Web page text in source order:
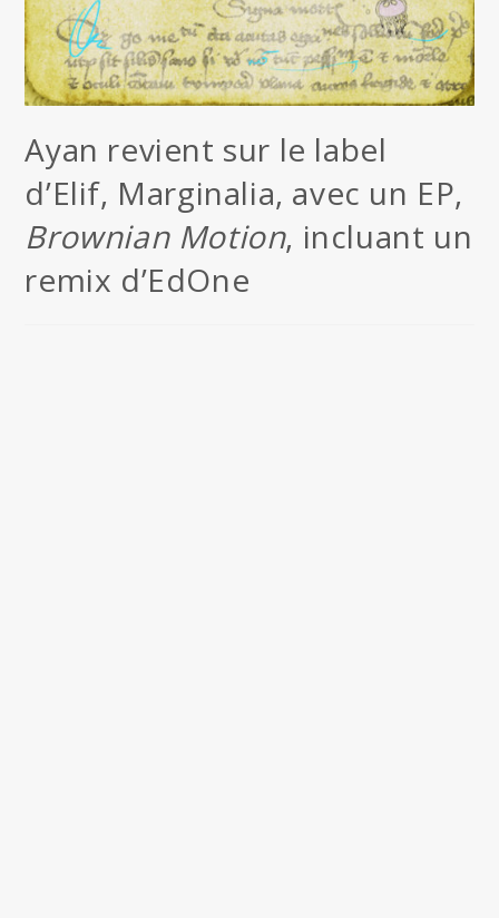
Ayan revient sur le label
d’Elif, Marginalia, avec un EP,
Brownian Motion, incluant un
remix d’EdOne